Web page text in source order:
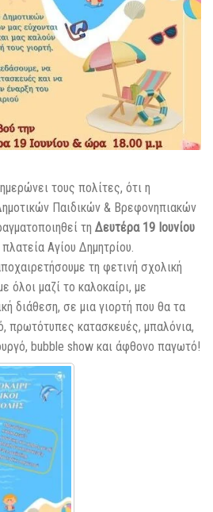
τους πολίτες, ότι η
Παιδικών & Βρεφονηπιακών
τη Δευτέρα 19 Ιουνίου
Αγίου Δημητρίου.
τη φετινή σχολική
όλοι μαζί το καλοκαίρι, με
διάθεση, σε μια γιορτή που θα τα
πρωτότυπες κατασκευές, μπαλόνια,
bubble show και άφθονο παγωτό!